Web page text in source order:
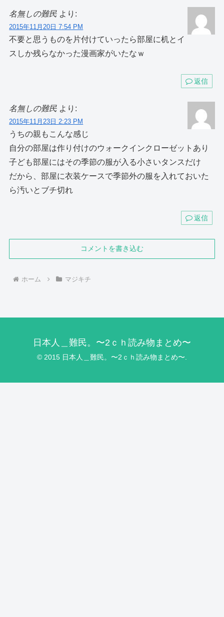
名無しの難民 より:
2015年11月20日 7:54 PM
不要と思うものを片付けていったら部屋に机とイ
スしか残らなかった漫画家がいたなｗ
返信
名無しの難民 より:
2015年11月23日 2:23 PM
うちの親もこんな感じ
自分の部屋は作り付けのウォークインクローゼットあり
子ども部屋にはその季節の服が入る小さいタンスだけ
だから、部屋に衣装ケースで季節外の服を入れておいた
ら汚いとブチ切れ
返信
コメントを書き込む
ホーム マジキチ
日本人＿難民。〜2ｃｈ読み物まとめ〜
© 2015 日本人＿難民。〜2ｃｈ読み物まとめ〜.